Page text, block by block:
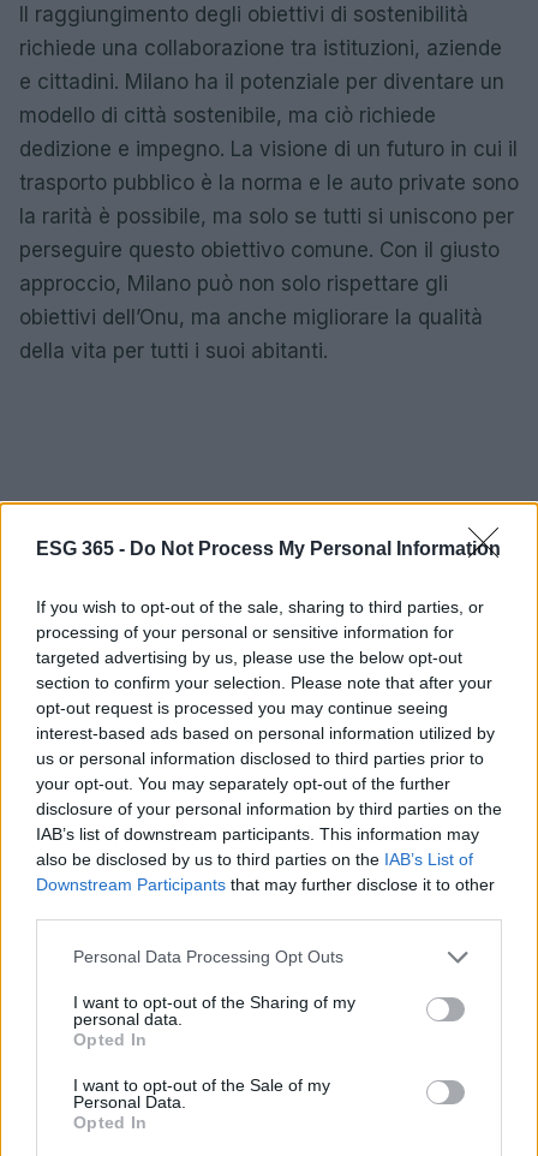
ESG 365 - Do Not Process My Personal Information
If you wish to opt-out of the sale, sharing to third parties, or
processing of your personal or sensitive information for
targeted advertising by us, please use the below opt-out
section to confirm your selection. Please note that after your
opt-out request is processed you may continue seeing
interest-based ads based on personal information utilized by
us or personal information disclosed to third parties prior to
your opt-out. You may separately opt-out of the further
disclosure of your personal information by third parties on the
IAB’s list of downstream participants. This information may
also be disclosed by us to third parties on the IAB’s List of
Downstream Participants that may further disclose it to other
Please note that this website/app uses one or more Google
not limited to your visit or usage behaviour. You may click to
grant or deny consent to Google and its third-party tags to
use your data for below specified purposes in below Google
consent section.
Personal Data Processing Opt Outs
I want to opt-out of the Sharing of my
personal data.
Opted In
I want to opt-out of the Sale of my
Personal Data.
Opted In
Il raggiungimento degli obiettivi di sostenibilità
richiede una collaborazione tra istituzioni, aziende
e cittadini. Milano ha il potenziale per diventare un
modello di città sostenibile, ma ciò richiede
dedizione e impegno. La visione di un futuro in cui il
trasporto pubblico è la norma e le auto private sono
la rarità è possibile, ma solo se tutti si uniscono per
perseguire questo obiettivo comune. Con il giusto
approccio, Milano può non solo rispettare gli
obiettivi dell’Onu, ma anche migliorare la qualità
della vita per tutti i suoi abitanti.
AUTORE
AiAdhubMedia